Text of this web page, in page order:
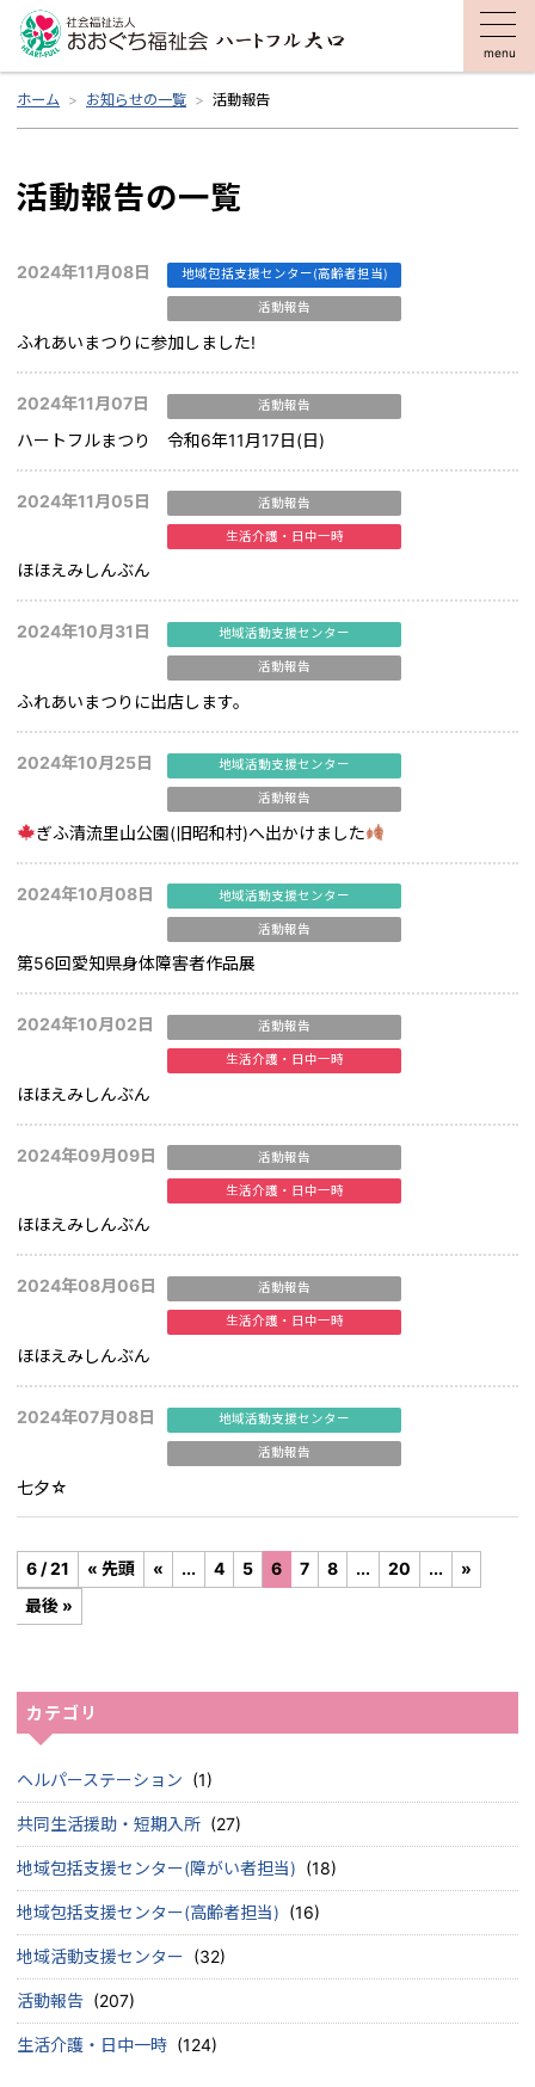
menu
カテゴリ
ヘルパーステーション (1)
共同生活援助・短期入所 (27)
地域包括支援センター(障がい者担当) (18)
地域包括支援センター(高齢者担当) (16)
地域活動支援センター (32)
活動報告 (207)
生活介護・日中一時 (124)
ホーム お知らせの一覧 活動報告
活動報告の一覧
2024年11月08日 地域包括支援センター(高齢者担当)
活動報告
ふれあいまつりに参加しました!
2024年11月07日 活動報告
ハートフルまつり 令和6年11月17日(日)
2024年11月05日 活動報告
生活介護・日中一時
ほほえみしんぶん
2024年10月31日 地域活動支援センター
活動報告
ふれあいまつりに出店します。
2024年10月25日 地域活動支援センター
活動報告
ぎふ清流里山公園(旧昭和村)へ出かけました
2024年10月08日 地域活動支援センター
活動報告
第56回愛知県身体障害者作品展
2024年10月02日 活動報告
生活介護・日中一時
ほほえみしんぶん
2024年09月09日 活動報告
生活介護・日中一時
ほほえみしんぶん
2024年08月06日 活動報告
生活介護・日中一時
ほほえみしんぶん
2024年07月08日 地域活動支援センター
活動報告
七夕☆
6 / 21 « 先頭 « ... 4 5 6 7 8 ... 20 ...
»
最後 »